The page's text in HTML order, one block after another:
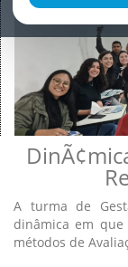
A turma de
dinâmica em
métodos de